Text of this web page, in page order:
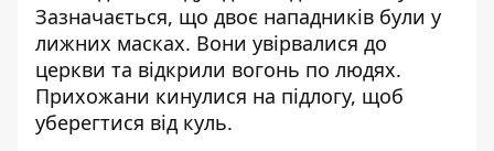
Зазначається, що двоє нападників були у
лижних масках. Вони увірвалися до
церкви та відкрили вогонь по людях.
Прихожани кинулися на підлогу, щоб
уберегтися від куль.